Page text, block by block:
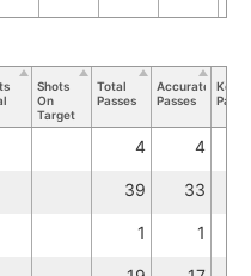
Shots
On
Target
Total
Passes
Accurate
Passes
Key
4 4
39 33
1 1